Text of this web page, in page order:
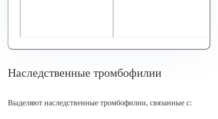
Наследственные тромбофилии
Выделяют наследственные тромбофилии, связанные с: